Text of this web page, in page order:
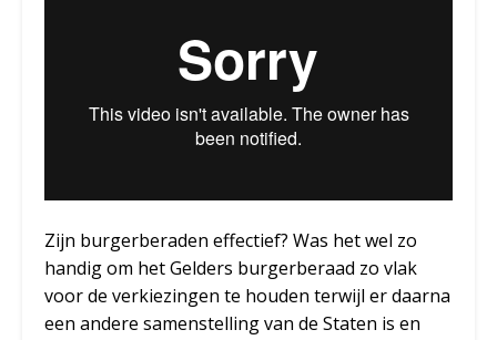
Zijn burgerberaden effectief? Was het wel zo
handig om het Gelders burgerberaad zo vlak
voor de verkiezingen te houden terwijl er daarna
een andere samenstelling van de Staten is en